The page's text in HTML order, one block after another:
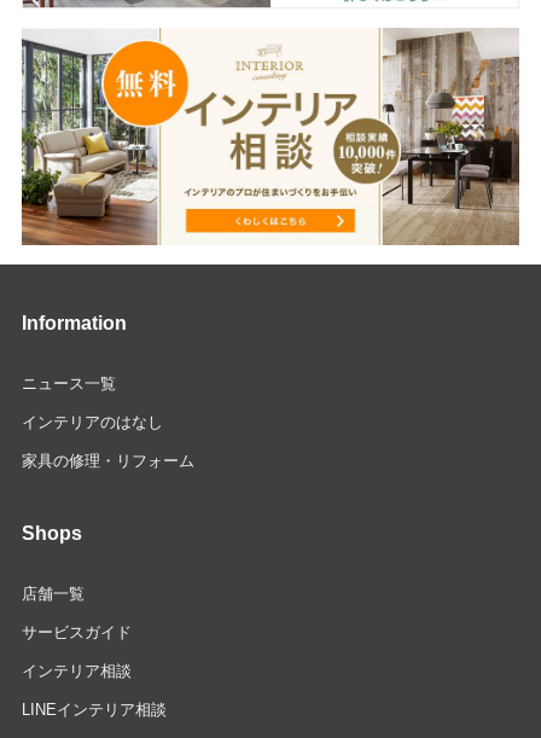
Information
ニュース一覧
インテリアのはなし
家具の修理・リフォーム
Shops
店舗一覧
サービスガイド
インテリア相談
LINEインテリア相談